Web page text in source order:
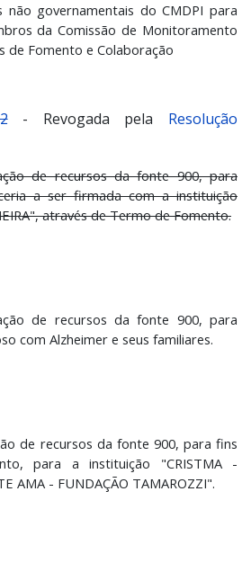
não governamentais do CMDPI para
da Comissão de Monitoramento
de Fomento e Colaboração
- Revogada pela Resolução
de recursos da fonte 900, para
a ser firmada com a instituição
através de Termo de Fomento.
de recursos da fonte 900, para
com Alzheimer e seus familiares.
de recursos da fonte 900, para fins
para a instituição "CRISTMA -
AMA - FUNDAÇÃO TAMAROZZI".